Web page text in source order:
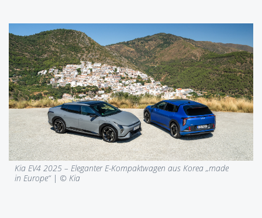
Kia EV4 2025 – Eleganter E-Kompaktwagen aus Korea „made
in Europe“ | © Kia